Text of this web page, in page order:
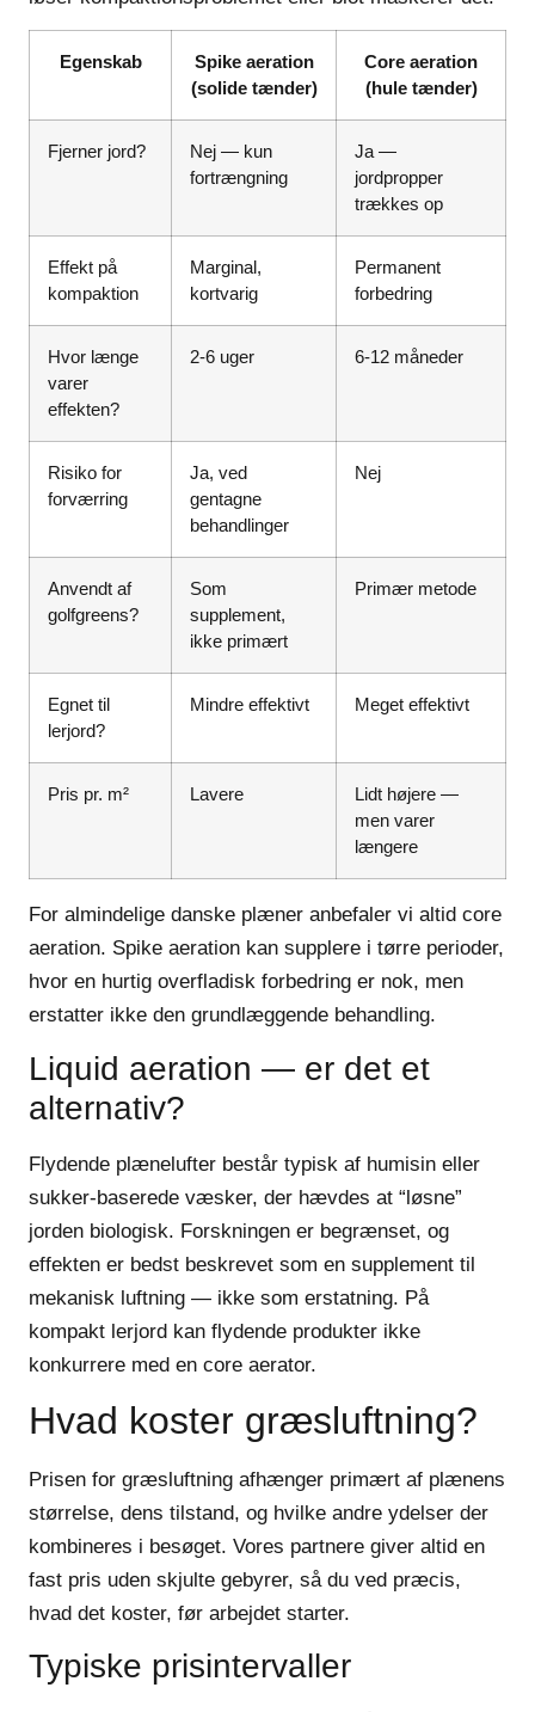
Egenskab
Spike aeration
(solide tænder)
Core aeration
(hule tænder)
Fjerner jord?
Nej — kun
fortrængning
Ja —
jordpropper
trækkes op
Effekt på
kompaktion
Marginal,
kortvarig
Permanent
forbedring
Hvor længe
varer
effekten?
2-6 uger 6-12 måneder
Risiko for
forværring
Ja, ved
gentagne
behandlinger
Nej
Anvendt af
golfgreens?
Som
supplement,
ikke primært
Primær metode
Egnet til
lerjord?
Mindre effektivt Meget effektivt
Pris pr. m² Lavere
Lidt højere —
men varer
længere
For almindelige danske plæner anbefaler vi altid core
aeration. Spike aeration kan supplere i tørre perioder,
hvor en hurtig overfladisk forbedring er nok, men
erstatter ikke den grundlæggende behandling.
Liquid aeration — er det et
alternativ?
Flydende plænelufter består typisk af humisin eller
sukker-baserede væsker, der hævdes at “løsne”
jorden biologisk. Forskningen er begrænset, og
effekten er bedst beskrevet som en supplement til
mekanisk luftning — ikke som erstatning. På
kompakt lerjord kan flydende produkter ikke
konkurrere med en core aerator.
Hvad koster græsluftning?
Prisen for græsluftning afhænger primært af plænens
størrelse, dens tilstand, og hvilke andre ydelser der
kombineres i besøget. Vores partnere giver altid en
fast pris uden skjulte gebyrer, så du ved præcis,
hvad det koster, før arbejdet starter.
Typiske prisintervaller